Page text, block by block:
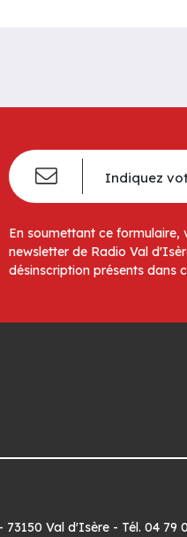
En soumettant ce formulaire,
newsletter de Radio Val
désinscription présents dans
Val d'Isère - Tél. 04 79